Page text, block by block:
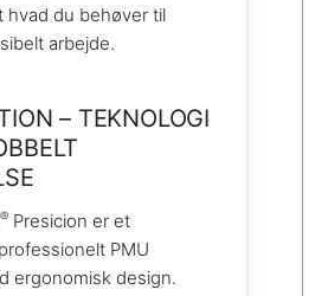
du behøver til
arbejde.
– TEKNOLOGI
® Presicion er et
PMU
ergonomisk design.